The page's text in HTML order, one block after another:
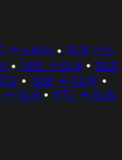
인스펙터 • GLB 인스
• FBX -> GLB • GLB
• GLB -> GLTF •
-> GLB • STL -> GLB